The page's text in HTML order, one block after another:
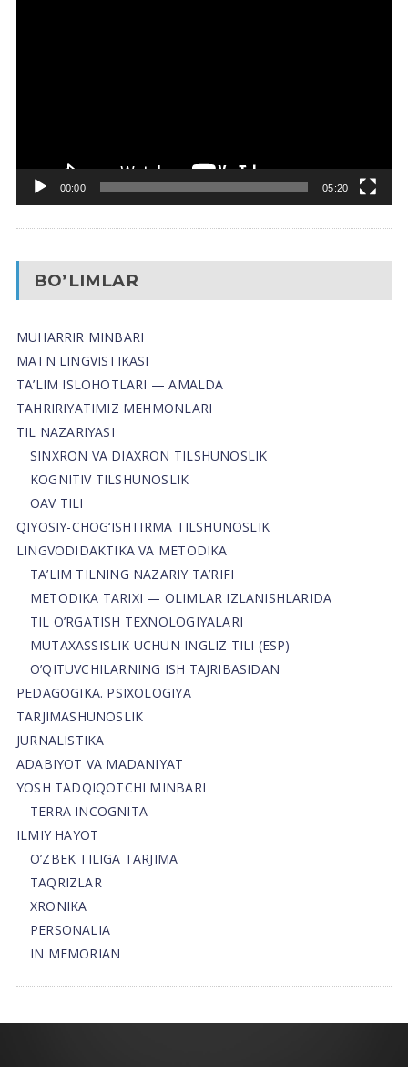
00:00 05:20
BO’LIMLAR
MUHARRIR MINBARI
MATN LINGVISTIKASI
TA’LIM ISLOHOTLARI — AMALDA
TAHRIRIYATIMIZ MEHMONLARI
TIL NAZARIYASI
SINXRON VA DIAXRON TILSHUNOSLIK
KOGNITIV TILSHUNOSLIK
OAV TILI
QIYOSIY-CHOG‘ISHTIRMA TILSHUNOSLIK
LINGVODIDAKTIKA VA METODIKA
TA’LIM TILNING NAZARIY TA’RIFI
METODIKA TARIXI — OLIMLAR IZLANISHLARIDA
TIL O’RGATISH TEXNOLOGIYALARI
MUTAXASSISLIK UCHUN INGLIZ TILI (ESP)
O’QITUVCHILARNING ISH TAJRIBASIDAN
PEDAGOGIKA. PSIXOLOGIYA
TARJIMASHUNOSLIK
JURNALISTIKA
ADABIYOT VA MADANIYAT
YOSH TADQIQOTCHI MINBARI
TERRA INCOGNITA
ILMIY HAYOT
O’ZBEK TILIGA TARJIMA
TAQRIZLAR
XRONIKA
PERSONALIA
IN MEMORIAN